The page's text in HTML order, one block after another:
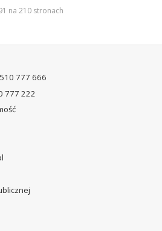
na 210 stronach
777 666
777 222